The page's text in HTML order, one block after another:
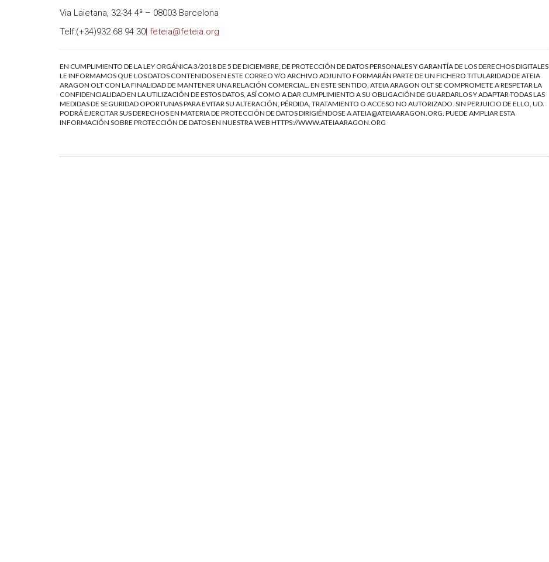
Via Laietana, 32-34 4ª – 08003 Barcelona
Telf:(+34)932 68 94 30| feteia@feteia.org
EN CUMPLIMIENTO DE LA LEY ORGÁNICA 3/2018 DE 5 DE DICIEMBRE, DE PROTECCIÓN DE DATOS PERSONALES Y GARANTÍA DE LOS DERECHOS DIGITALES
LE INFORMAMOS QUE LOS DATOS CONTENIDOS EN ESTE CORREO Y/O ARCHIVO ADJUNTO FORMARÁN PARTE DE UN FICHERO TITULARIDAD DE ATEIA
ARAGON OLT CON LA FINALIDAD DE MANTENER UNA RELACIÓN COMERCIAL. EN ESTE SENTIDO, ATEIA ARAGON OLT SE COMPROMETE A RESPETAR LA
CONFIDENCIALIDAD EN LA UTILIZACIÓN DE ESTOS DATOS, ASÍ COMO A DAR CUMPLIMIENTO A SU OBLIGACIÓN DE GUARDARLOS Y ADAPTAR TODAS LAS
MEDIDAS DE SEGURIDAD OPORTUNAS PARA EVITAR SU ALTERACIÓN, PÉRDIDA, TRATAMIENTO O ACCESO NO AUTORIZADO. SIN PERJUICIO DE ELLO, UD.
PODRÁ EJERCITAR SUS DERECHOS EN MATERIA DE PROTECCIÓN DE DATOS DIRIGIÉNDOSE AATEIA@ATEIAARAGON.ORG. PUEDE AMPLIAR ESTA
INFORMACIÓN SOBRE PROTECCIÓN DE DATOS EN NUESTRA WEB HTTPS://WWW.ATEIAARAGON.ORG